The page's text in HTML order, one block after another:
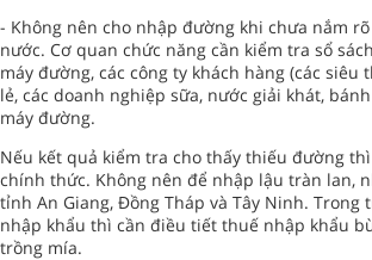
- Không nên cho nhập đường khi chưa nắm
nước. Cơ quan chức năng cần kiểm tra sổ
máy đường, các công ty khách hàng (các siêu
lẻ, các doanh nghiệp sữa, nước giải khát,
máy đường.
Nếu kết quả kiểm tra cho thấy thiếu đường
chính thức. Không nên để nhập lậu tràn lan,
tỉnh An Giang, Đồng Tháp và Tây Ninh. Trong
nhập khẩu thì cần điều tiết thuế nhập khẩu
trồng mía.